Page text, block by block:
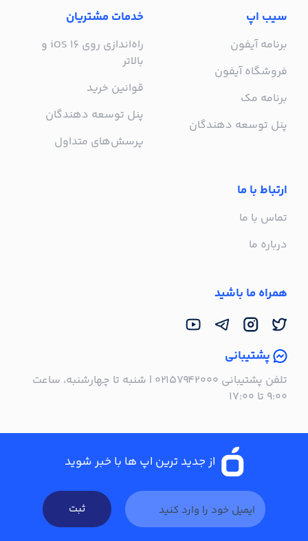
سیب اپ
برنامه آیفون
فروشگاه آیفون
برنامه مک
پنل توسعه دهندگان
خدمات مشتریان
راه‌اندازی روی iOS 16 و
بالاتر
قوانین خرید
پنل توسعه دهندگان
پرسش‌های متداول
ارتباط با ما
تماس با ما
درباره ما
همراه ما باشید
پشتیبانی
تلفن پشتیبانی ۰۲۱۵۷۹۴۲۰۰۰ | شنبه تا چهارشنبه، ساعت
۹:۰۰ تا ۱۷:۰۰
از جدید ترین اپ ها با خبر شوید
ثبت